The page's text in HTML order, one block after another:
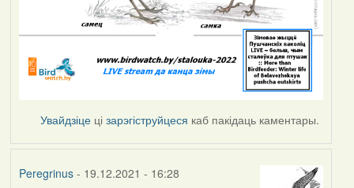
Увайдзіце цізарэгіструйцеся каб пакідаць каментары.
Peregrinus- 19.12.2021 - 16:28